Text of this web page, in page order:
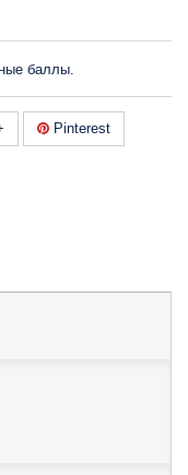
баллы.
Pinterest